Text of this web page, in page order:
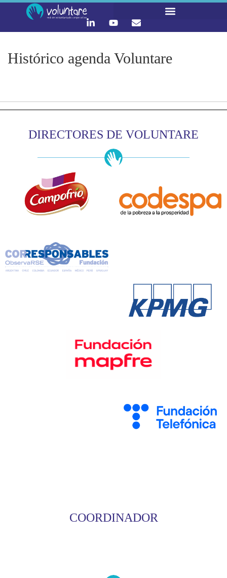
Histórico agenda Voluntare
DIRECTORES DE VOLUNTARE
COORDINADOR